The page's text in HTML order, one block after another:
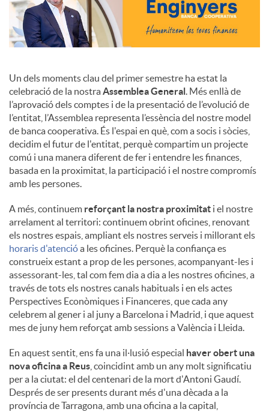
Un dels moments clau del primer semestre ha estat la
celebració de la nostra Assemblea General . Més enllà de
l’aprovació dels comptes i de la presentació de l’evolució de
l’entitat, l’Assemblea representa l’essència del nostre model
de banca cooperativa. És l'espai en què, com a socis i sòcies,
decidim el futur de l'entitat, perquè compartim un projecte
comú i una manera diferent de fer i entendre les finances,
basada en la proximitat, la participació i el nostre compromís
amb les persones.
A més, continuem reforçant la nostra proximitat i el nostre
arrelament al territori: continuem obrint oficines, renovant
els nostres espais, ampliant els nostres serveis i millorant els
horaris d'atencióa les oficines. Perquè la confiança es
construeix estant a prop de les persones, acompanyant-les i
assessorant-les, tal com fem dia a dia a les nostres oficines, a
través de tots els nostres canals habituals i en els actes
Perspectives Econòmiques i Financeres, que cada any
celebrem al gener i al juny a Barcelona i Madrid, i que aquest
mes de juny hem reforçat amb sessions a València i Lleida.
En aquest sentit, ens fa una il·lusió especial haver obert una
nova oficina a Reus , coincidint amb un any molt significatiu
per a la ciutat: el del centenari de la mort d'Antoni Gaudí.
Després de ser presents durant més d'una dècada a la
província de Tarragona, amb una oficina a la capital,